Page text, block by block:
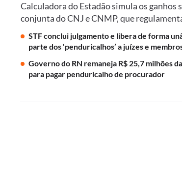
Calculadora do Estadão simula os ganhos
conjunta do CNJ e CNMP, que
STF conclui julgamento e libera de forma
parte dos ‘penduricalhos’ a juízes e
Governo do RN remaneja R$ 25,7 milhões
para pagar penduricalho de procurador